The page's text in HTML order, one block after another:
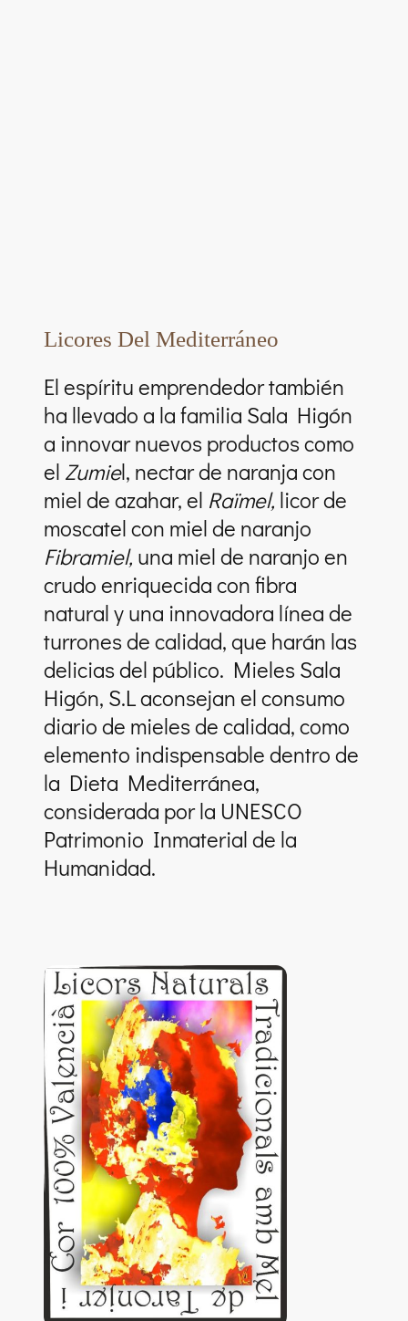
Licores Del Mediterráneo
El espíritu emprendedor también
ha llevado a la familia Sala Higón
a innovar nuevos productos como
el Zumiel, nectar de naranja con
miel de azahar, el Raïmel, licor de
moscatel con miel de naranjo
Fibramiel, una miel de naranjo en
crudo enriquecida con fibra
natural y una innovadora línea de
turrones de calidad, que harán las
delicias del público. Mieles Sala
Higón, S.L aconsejan el consumo
diario de mieles de calidad, como
elemento indispensable dentro de
la Dieta Mediterránea,
considerada por la UNESCO
Patrimonio Inmaterial de la
Humanidad.